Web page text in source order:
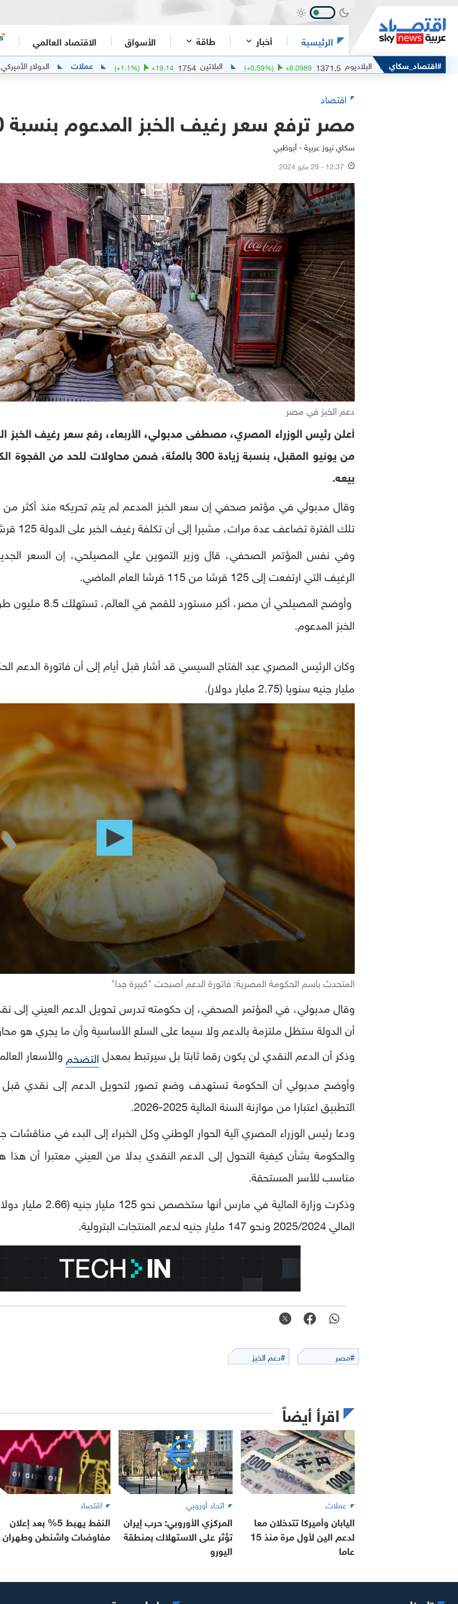
الرئيسية أخبار طاقة الأسواق الاقتصاد العالمي
#اقتصاد_سكاي
(+ البلاديوم 1371.5
+8.0989
(+0.59%) البلاتين 1754
+19.14
(+1.1 %) عملات الدولار الأميركي مقابل
اقتصاد
مصر ترفع سعر رغيف الخبز المدعوم بنسبة 300 بالمئة
سكاي نيوز عربية - أبوظبي
12:37 - 29 مايو 2024
دعم الخبز في مصر
من يونيو المقبل، بنسبة زيادة 300 بالمئة، ضمن محاولات للحد
بيعه.
تلك الفترة تضاعف عدة مرات، مشيرا إلى أن تكلفة رغيف الخبر على الدولة 125 قرشا.
وفي نفس المؤتمر الصحفي، قال
الرغيف التي ارتفعت إلى 125 قرشا من 115 قرشا العام الماضي.
وأوضح المصيلحي أن
الخبز المدعوم.
مليار جنيه سنويا (2.75 مليار دولار).
المتحدث باسم الحكومة المصرية: فاتورة الدعم أصبحت "كبيرة جدا"
وقال مدبولي، في المؤتمر الصحفي، إن حكومته تدرس تحويل الدعم العيني إلى
أن الدولة ستظل ملتزمة بالدعم ولا سيما على السلع الأساسية وأن ما يجري هو
وذكر أن الدعم النقدي لن يكون رقما ثابتا بل سيرتبط بمعدلالتضخم والأسعار
وأوضح مدبولي أن الحكومة تستهدف وضع تصور لتحويل الدعم إلى نقدي قبل
التطبيق اعتبارا من موازنة السنة المالية 2025-2026.
ودعا رئيس الوزراء المصري آلية الحوار الوطني وكل الخبراء إلى البدء في
والحكومة بشأن كيفية التحول إلى الدعم النقدي بدلا من العيني معتبرا أن هذا
مناسب للأسر المستحقة.
وذكرت وزارة المالية في
المالي 2025/2024 ونحو 147 مليار جنيه لدعم المنتجات البترولية.
#مصر #دعم الخبز
اقرأ أيضاً
عملات
اليابان وأميركا تتدخلان معا
لدعم الين لأول مرة منذ 15
عاما
اتحاد أوروبي
المركزي الأوروبي: حرب إيران
تؤثر على الاستهلاك بمنطقة
اليورو
اقتصاد
النفط يهبط 5% بعد إعلان
مفاوضات واشنطن وطهران